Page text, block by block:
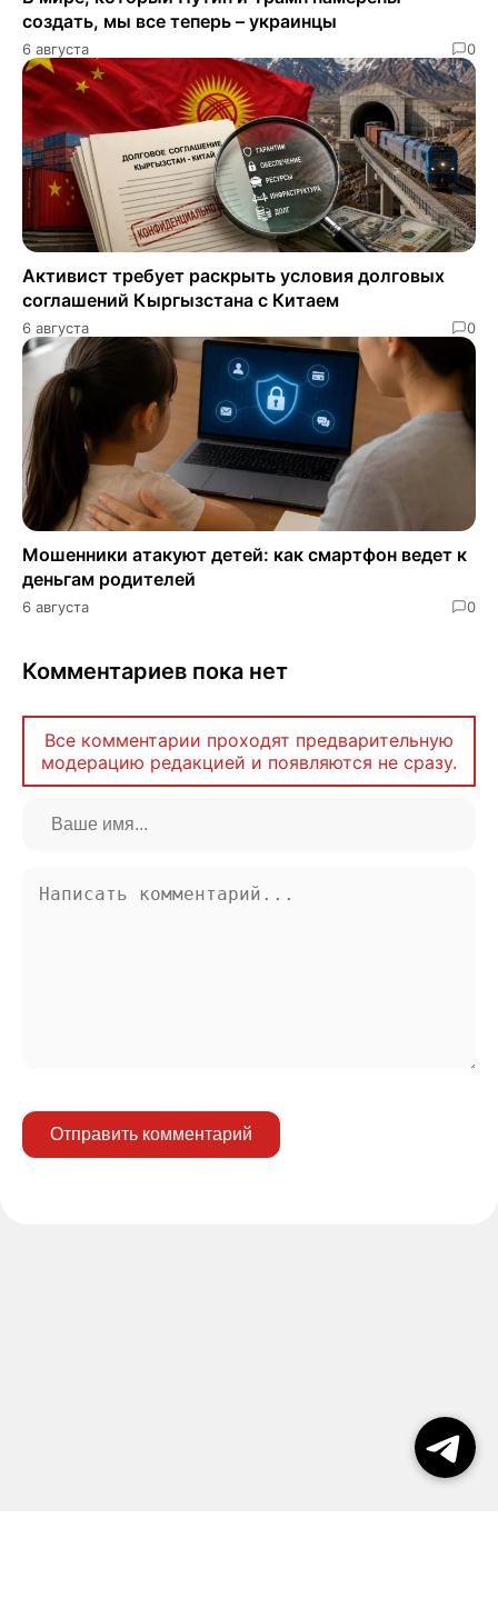
создать, мы все теперь – украинцы
6 августа 0
Активист требует раскрыть условия долговых
соглашений Кыргызстана с Китаем
6 августа 0
Мошенники атакуют детей: как смартфон ведет к
деньгам родителей
6 августа 0
Комментариев пока нет
Все комментарии проходят предварительную
модерацию редакцией и появляются не сразу.
Отправить комментарий